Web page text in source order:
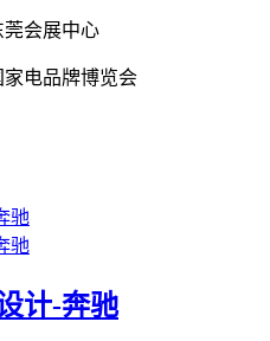
会展中心
电品牌博览会
计-奔驰